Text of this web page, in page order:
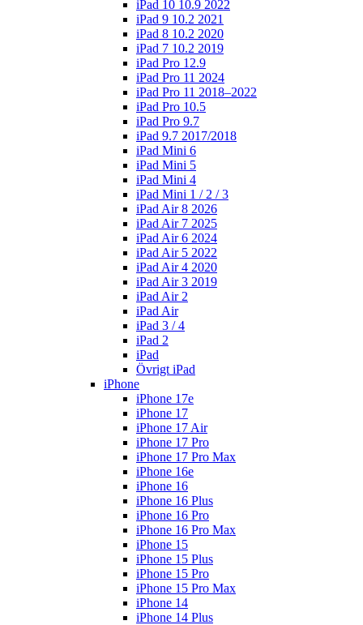
iPad 10 10.9 2022
iPad 9 10.2 2021
iPad 8 10.2 2020
iPad 7 10.2 2019
iPad Pro 12.9
iPad Pro 11 2024
iPad Pro 11 2018–2022
iPad Pro 10.5
iPad Pro 9.7
iPad 9.7 2017/2018
iPad Mini 6
iPad Mini 5
iPad Mini 4
iPad Mini 1 / 2 / 3
iPad Air 8 2026
iPad Air 7 2025
iPad Air 6 2024
iPad Air 5 2022
iPad Air 4 2020
iPad Air 3 2019
iPad Air 2
iPad Air
iPad 3 / 4
iPad 2
iPad
Övrigt iPad
iPhone
iPhone 17e
iPhone 17
iPhone 17 Air
iPhone 17 Pro
iPhone 17 Pro Max
iPhone 16e
iPhone 16
iPhone 16 Plus
iPhone 16 Pro
iPhone 16 Pro Max
iPhone 15
iPhone 15 Plus
iPhone 15 Pro
iPhone 15 Pro Max
iPhone 14
iPhone 14 Plus